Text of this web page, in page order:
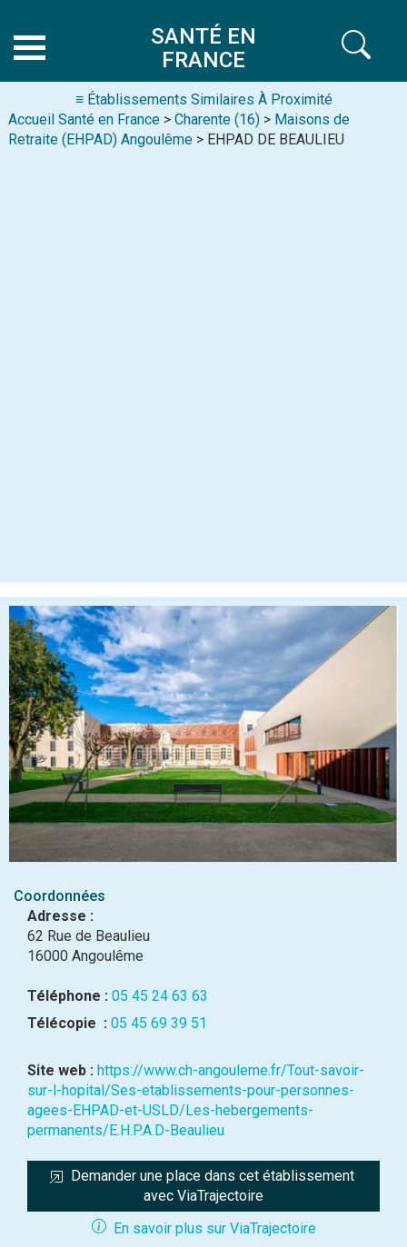
SANTÉ EN
FRANCE
≡ Établissements Similaires À Proximité
Accueil Santé en France > Charente (16) > Maisons de
Retraite (EHPAD) Angoulême > EHPAD DE BEAULIEU
Coordonnées
Adresse :
62 Rue de Beaulieu
16000 Angoulême
Téléphone : 05 45 24 63 63
Télécopie : 05 45 69 39 51
Site web : https://www.ch-angouleme.fr/Tout-savoir-
sur-l-hopital/Ses-etablissements-pour-personnes-
agees-EHPAD-et-USLD/Les-hebergements-
permanents/E.H.P.A.D-Beaulieu
Demander une place dans cet établissement
avec ViaTrajectoire
En savoir plus sur ViaTrajectoire